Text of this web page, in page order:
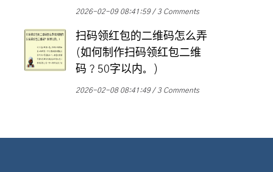
2026-02-09 08:41:59 3 Comments
扫码领红包的二维码怎么弄
(如何制作扫码领红包二维
码？50字以内。)
2026-02-08 08:41:49 3 Comments